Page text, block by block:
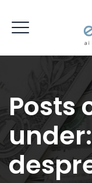
Posts
under: